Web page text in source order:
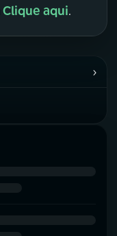
Clique aqui.
›